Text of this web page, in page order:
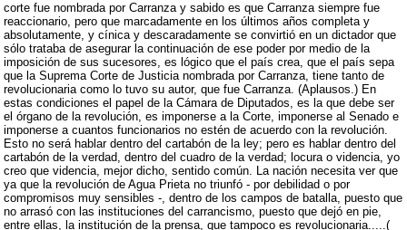
corte fue nombrada por Carranza y sabido es que Carranza siempre fue
reaccionario, pero que marcadamente en los últimos años completa y
absolutamente, y cínica y descaradamente se convirtió en un dictador que
sólo trataba de asegurar la continuación de ese poder por medio de la
imposición de sus sucesores, es lógico que el país crea, que el país sepa
que la Suprema Corte de Justicia nombrada por Carranza, tiene tanto de
revolucionaria como lo tuvo su autor, que fue Carranza. (Aplausos.) En
estas condiciones el papel de la Cámara de Diputados, es la que debe ser
el órgano de la revolución, es imponerse a la Corte, imponerse al Senado e
imponerse a cuantos funcionarios no estén de acuerdo con la revolución.
Esto no será hablar dentro del cartabón de la ley; pero es hablar dentro del
cartabón de la verdad, dentro del cuadro de la verdad; locura o videncia, yo
creo que videncia, mejor dicho, sentido común. La nación necesita ver que
ya que la revolución de Agua Prieta no triunfó - por debilidad o por
compromisos muy sensibles -, dentro de los campos de batalla, puesto que
no arrasó con las instituciones del carrancismo, puesto que dejó en pie,
entre ellas, la institución de la prensa, que tampoco es revolucionaria.....(